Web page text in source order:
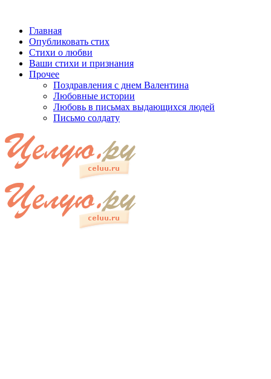
Главная
Опубликовать стих
Стихи о любви
Ваши стихи и признания
Прочее
Поздравления с днем Валентина
Любовные истории
Любовь в письмах выдающихся людей
Письмо солдату